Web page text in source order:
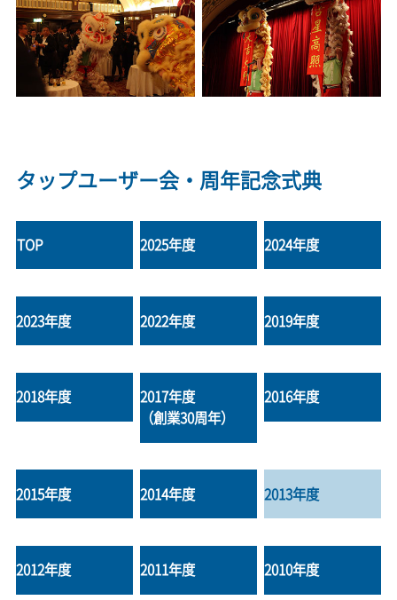
タップユーザー会・周年記念式典
TOP 2025年度 2024年度
2023年度 2022年度 2019年度
2018年度
2017年度
（創業30周年）
2016年度
2015年度 2014年度 2013年度
2012年度 2011年度 2010年度